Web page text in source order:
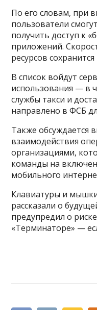
По его словам, при
пользователи
получить доступ к
приложений.
ресурсов
В список войдут
использования — в
службы такси и
направлено в ФСБ
Также обсуждается
взаимодействия
организациями,
команды на
мобильного
Клавиатуры и
рассказали о
предупредил о
«Терминаторе» —